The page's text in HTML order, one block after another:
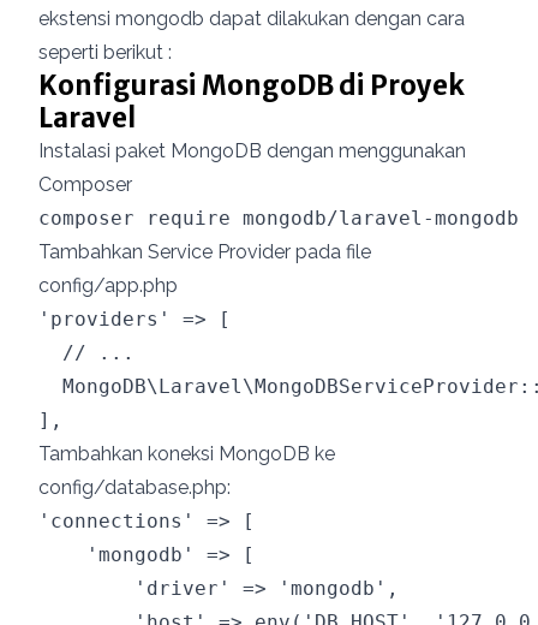
ekstensi mongodb dapat dilakukan dengan cara
seperti berikut :
Konfigurasi MongoDB di Proyek
Laravel
Instalasi paket MongoDB dengan menggunakan
Composer
Tambahkan Service Provider pada file
config/app.php
'providers' => [
  // ...
Tambahkan koneksi MongoDB ke
config/database.php:
'connections' => [
    'mongodb' => [
        'driver' => 'mongodb',